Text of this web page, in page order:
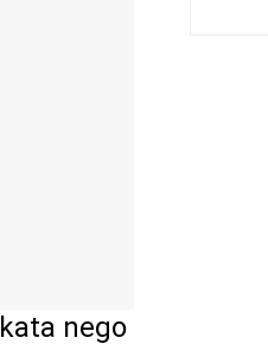
nego